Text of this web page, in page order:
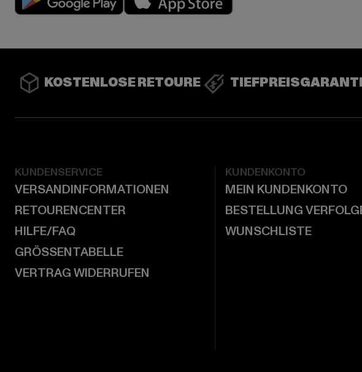
KOSTENLOSE RETOURE
KUNDENSERVICE
VERSANDINFORMATIONEN
RETOURENCENTER
HILFE/FAQ
GRÖSSENTABELLE
VERTRAG WIDERRUFEN
KUNDENKONTO
MEIN KUNDENKONTO
BESTELLUNG
WUNSCHLISTE